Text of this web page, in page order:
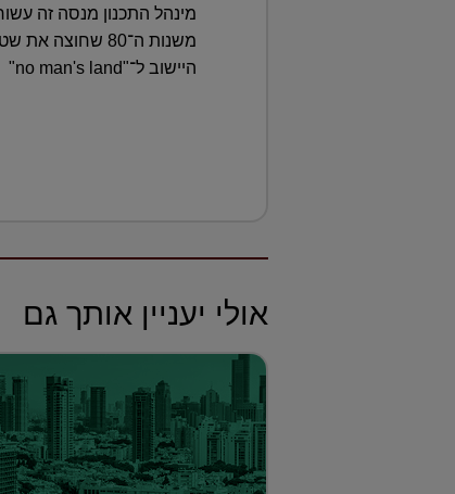
מינהל התכנון מנסה זה
משנות ה־80
היישוב ל־"no man's land"
אולי יעניין אותך גם